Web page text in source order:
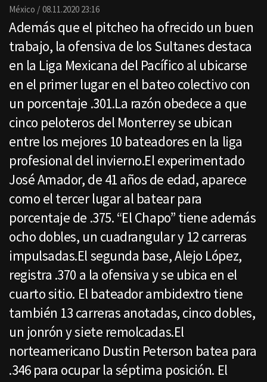
México 08.11.2020 23:16
Además que el pitcheo ha ofrecido un buen
trabajo, la ofensiva de los Sultanes destaca
en la Liga Mexicana del Pacífico al ubicarse
en el primer lugar en el bateo colectivo con
un porcentaje .301.La razón obedece a que
cinco peloteros del Monterrey se ubican
entre los mejores 10 bateadores en la liga
profesional del invierno.El experimentado
José Amador, de 41 años de edad, aparece
como el tercer lugar al batear para
porcentaje de .375. “El Chapo” tiene además
ocho dobles, un cuadrangular y 12 carreras
impulsadas.El segunda base, Alejo López,
registra .370 a la ofensiva y se ubica en el
cuarto sitio. El bateador ambidextro tiene
también 13 carreras anotadas, cinco dobles,
un jonrón y siete remolcadas.El
norteamericano Dustin Peterson batea para
.346 para ocupar la séptima posición. El